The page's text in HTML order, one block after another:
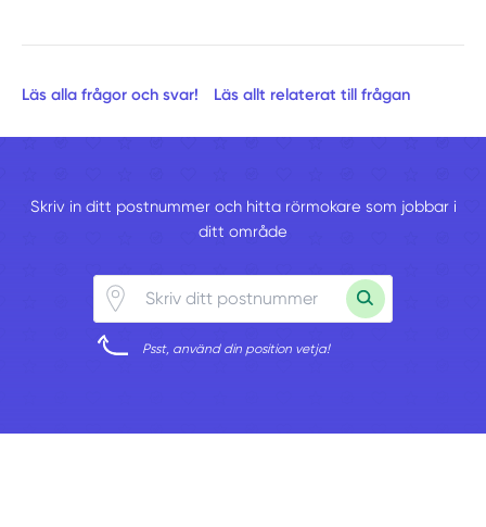
Läs alla frågor och svar! Läs allt relaterat till frågan
Skriv in ditt postnummer och hitta rörmokare som jobbar i
ditt område
Psst, använd din position vetja!